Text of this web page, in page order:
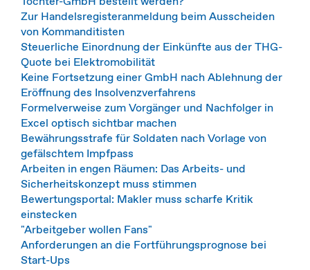
Zur Handelsregisteranmeldung beim Ausscheiden
von Kommanditisten
Steuerliche Einordnung der Einkünfte aus der THG-
Quote bei Elektromobilität
Keine Fortsetzung einer GmbH nach Ablehnung der
Eröffnung des Insolvenzverfahrens
Formelverweise zum Vorgänger und Nachfolger in
Excel optisch sichtbar machen
Bewährungsstrafe für Soldaten nach Vorlage von
gefälschtem Impfpass
Arbeiten in engen Räumen: Das Arbeits- und
Sicherheitskonzept muss stimmen
Bewertungsportal: Makler muss scharfe Kritik
einstecken
"Arbeitgeber wollen Fans"
Anforderungen an die Fortführungsprognose bei
Start-Ups